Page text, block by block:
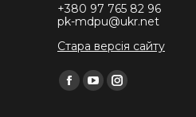
+380 97 765 82 96
pk-mdpu@ukr.net
Стара версія сайту
Find us on:
Facebook
YouTubeInstagram